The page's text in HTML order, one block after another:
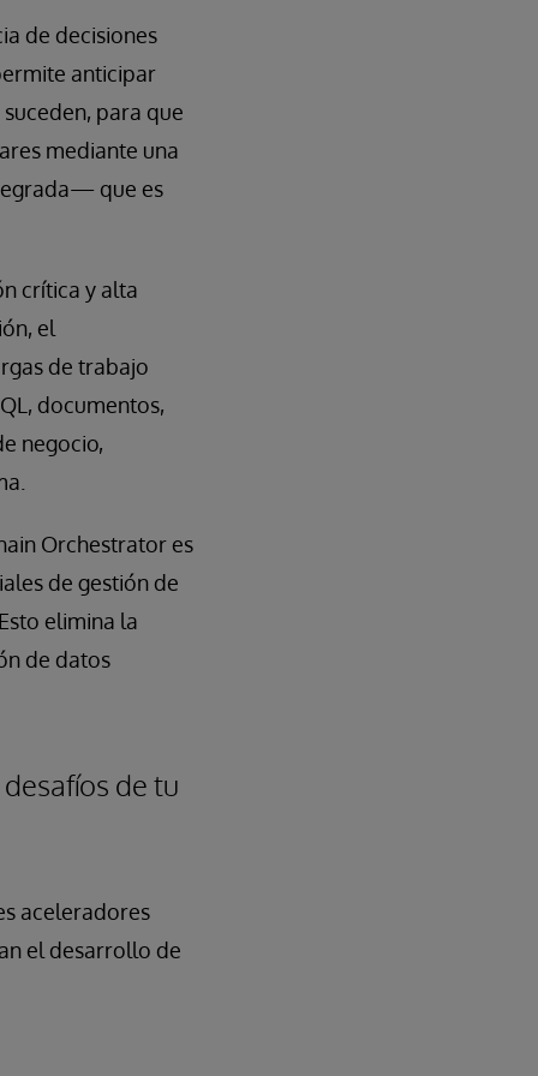
de decisiones
anticipar
para que
mediante una
que es
crítica y alta
el
de trabajo
documentos,
negocio,
Orchestrator es
de gestión de
elimina la
de datos
de tu
aceleradores
el desarrollo de